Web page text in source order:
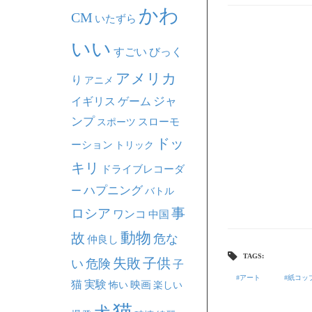
TAGS:
アート 紙コッ
CM いたずら かわ
いい すごい びっく
り アニメ アメリカ
イギリス ゲーム ジャ
ンプ スポーツ スローモ
ーション トリック
ドッ
キリ
ドライブレコーダ
ー ハプニング バトル
ロシア ワンコ 中国 事
故 仲良し 動物 危な
い 危険 失敗子供子
猫実験 怖い映画楽しい